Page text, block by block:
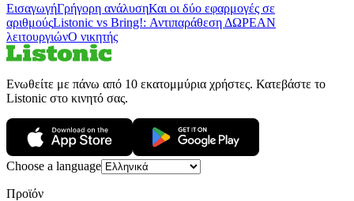
ΕισαγωγήΓρήγορη ανάλυσηΚαι οι δύο εφαρμογές σε
αριθμούςListonic vs Bring!: Αντιπαράθεση ΔΩΡΕΑΝ
λειτουργιώνΟ νικητής
Ενωθείτε με πάνω από 10 εκατομμύρια χρήστες. Κατεβάστε το
Listonic στο κινητό σας.
Choose a language
Προϊόν